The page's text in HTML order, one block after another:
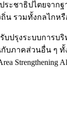
ระชาธิปไตยจา
น รวมทั้งกลไกห
บปรุงระบบการ
กับภาคส่วนอื่น ๆ